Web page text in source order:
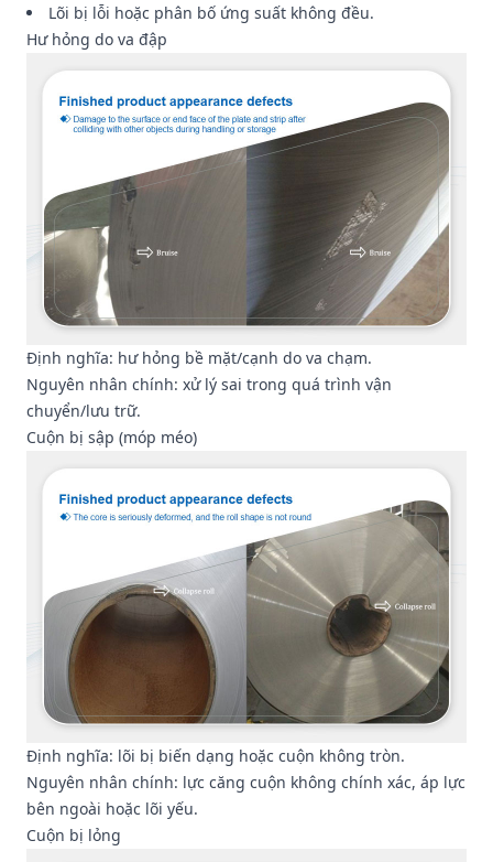
Lõi bị lỗi hoặc phân bố ứng suất không đều.
Hư hỏng do va đập
Định nghĩa: hư hỏng bề mặt/cạnh do va chạm.
Nguyên nhân chính: xử lý sai trong quá trình vận
chuyển/lưu trữ.
Cuộn bị sập (móp méo)
Định nghĩa: lõi bị biến dạng hoặc cuộn không tròn.
Nguyên nhân chính: lực căng cuộn không chính xác, áp lực
bên ngoài hoặc lõi yếu.
Cuộn bị lỏng